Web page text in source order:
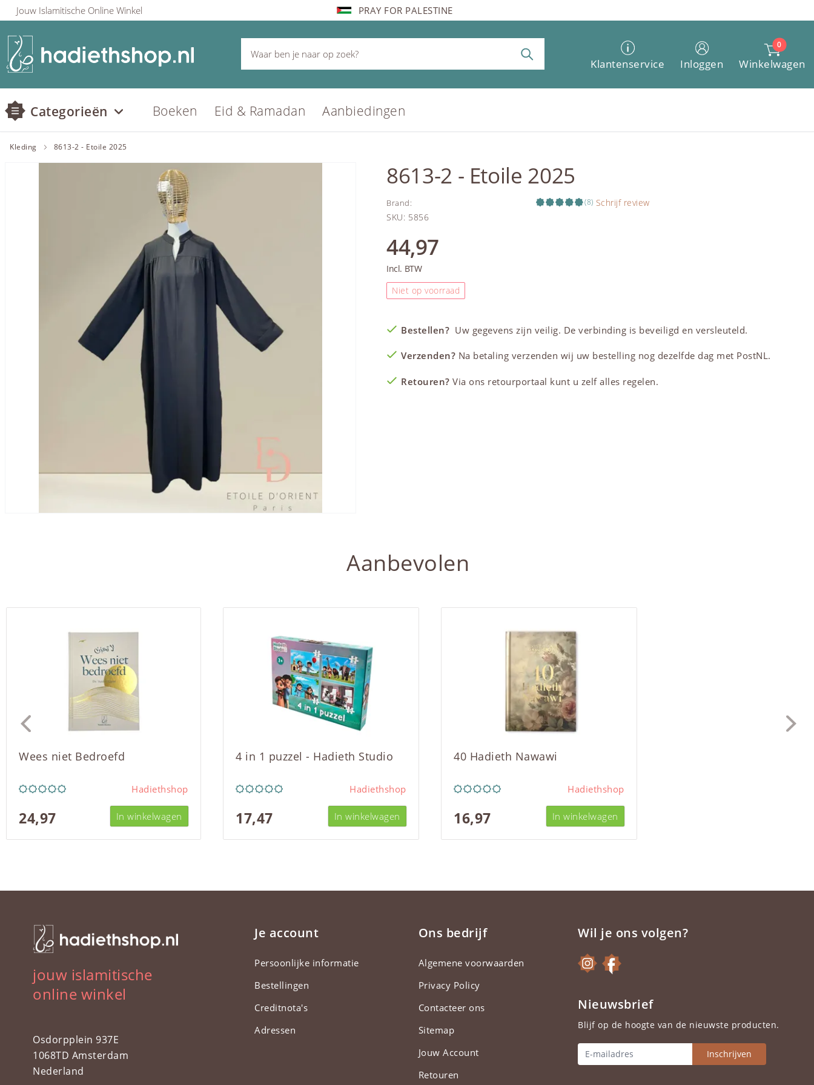
Jouw Islamitische Online Winkel PRAY FOR PALESTINE
Klantenservice Inloggen
0
Winkelwagen
Categorieën Boeken Eid & Ramadan Aanbiedingen
Kleding 8613-2 - Etoile 2025
8613-2 - Etoile 2025
Brand: (8) Schrijf review
SKU: 5856
44,97
Incl. BTW
Niet op voorraad
Bestellen? Uw gegevens zijn veilig. De verbinding is beveiligd en versleuteld.
Verzenden? Na betaling verzenden wij uw bestelling nog dezelfde dag met PostNL.
Retouren? Via ons retourportaal kunt u zelf alles regelen.
Aanbevolen
Wees niet Bedroefd
Hadiethshop
24,97 In winkelwagen
4 in 1 puzzel - Hadieth Studio
Hadiethshop
17,47 In winkelwagen
40 Hadieth Nawawi
Hadiethshop
16,97 In winkelwagen
jouw islamitische
online winkel
Osdorpplein 937E
1068TD Amsterdam
Nederland
Je account
Persoonlijke informatie
Bestellingen
Creditnota's
Adressen
Ons bedrijf
Algemene voorwaarden
Privacy Policy
Contacteer ons
Sitemap
Jouw Account
Retouren
Wil je ons volgen?
Nieuwsbrief
Blijf op de hoogte van de nieuwste producten.
Inschrijven